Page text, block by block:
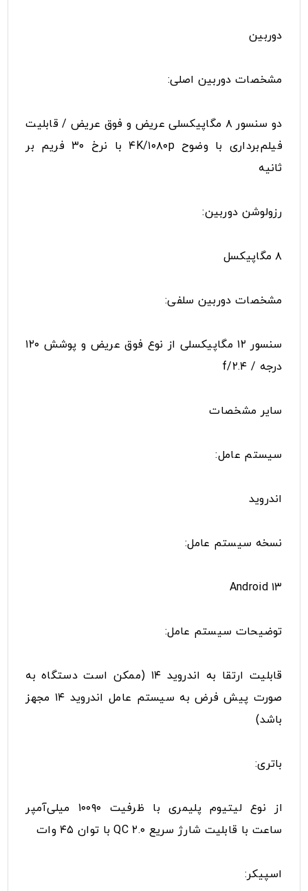
دوربین
مشخصات دوربین اصلی:
دو سنسور ۸ مگاپیکسلی عریض و فوق عریض / قابلیت
فیلم‌برداری با وضوح ۴K/۱۰۸۰p با نرخ ۳۰ فریم بر
ثانیه
رزولوشن دوربین:
۸ مگاپیکسل
مشخصات دوربین سلفی:
سنسور ۱۲ مگاپیکسلی از نوع فوق عریض و پوشش ۱۲۰
درجه / f/۲.۴
سایر مشخصات
سیستم عامل:
اندروید
نسخه سیستم عامل:
Android ۱۳
توضیحات سیستم عامل:
قابلیت ارتقا به اندروید ۱۴ (ممکن است دستگاه به
صورت پیش‌ فرض به سیستم عامل اندروید ۱۴ مجهز
باشد)
باتری:
از نوع لیتیوم پلیمری با ظرفیت ۱۰۰۹۰ میلی‌آمپر
ساعت با قابلیت شارژ سریع QC ۲.۰ با توان ۴۵ وات
اسپیکر: